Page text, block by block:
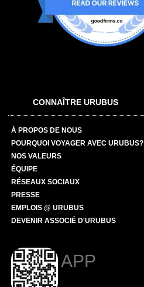
CONNAÎTRE URUBUS
À PROPOS DE NOUS
POURQUOI VOYAGER AVEC URUBUS?
NOS VALEURS
ÉQUIPE
RÉSEAUX SOCIAUX
PRESSE
EMPLOIS @ URUBUS
DEVENIR ASSOCIÉ D'URUBUS
APP